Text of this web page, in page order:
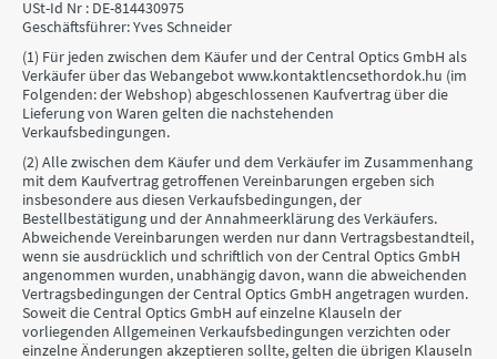
USt-Id Nr : DE-814430975
Geschäftsführer: Yves Schneider
(1) Für jeden zwischen dem Käufer und der Central Optics GmbH als
Verkäufer über das Webangebot www.kontaktlencsethordok.hu (im
Folgenden: der Webshop) abgeschlossenen Kaufvertrag über die
Lieferung von Waren gelten die nachstehenden
Verkaufsbedingungen.
(2) Alle zwischen dem Käufer und dem Verkäufer im Zusammenhang
mit dem Kaufvertrag getroffenen Vereinbarungen ergeben sich
insbesondere aus diesen Verkaufsbedingungen, der
Bestellbestätigung und der Annahmeerklärung des Verkäufers.
Abweichende Vereinbarungen werden nur dann Vertragsbestandteil,
wenn sie ausdrücklich und schriftlich von der Central Optics GmbH
angenommen wurden, unabhängig davon, wann die abweichenden
Vertragsbedingungen der Central Optics GmbH angetragen wurden.
Soweit die Central Optics GmbH auf einzelne Klauseln der
vorliegenden Allgemeinen Verkaufsbedingungen verzichten oder
einzelne Änderungen akzeptieren sollte, gelten die übrigen Klauseln